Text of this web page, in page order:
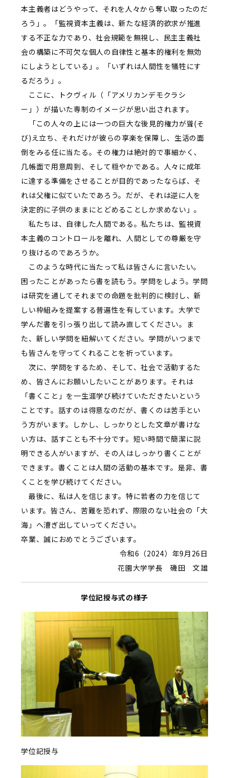
本主義者はどうやって、それを人々から奪い取ったのだ
ろう」。「監視資本主義は、新たな経済的欲求が推進
する不正な力であり、社会規範を無視し、民主主義社
会の構築に不可欠な個人の自律性と基本的権利を無効
にしようとしている」。「いずれは人間性を犠牲にす
るだろう」。
ここに、トクヴィル（「アメリカンデモクラシ
ー」）が描いた専制のイメージが思い出されます。
「この人々の上には一つの巨大な後見的権力が聳(そ
び)え立ち、それだけが彼らの享楽を保障し、生活の面
倒をみる任に当たる。その権力は絶対的で事細かく、
几帳面で用意周到、そして穏やかである。人々に成年
に達する準備をさせることが目的であったならば、そ
れは父権に似ていたであろう。だが、それは逆に人を
決定的に子供のままにとどめることしか求めない」。
私たちは、自律した人間である。私たちは、監視資
本主義のコントロールを離れ、人間としての尊厳を守
り抜けるのであろうか。
このような時代に当たって私は皆さんに言いたい。
困ったことがあったら書を読もう。学問をしよう。学問
は研究を通してそれまでの命題を批判的に検討し、新
しい枠組みを提案する普遍性を有しています。大学で
学んだ書を引っ張り出して読み直してください。ま
た、新しい学問を紐解いてください。学問がいつまで
も皆さんを守ってくれることを祈っています。
次に、学問をするため、そして、社会で活動するた
め、皆さんにお願いしたいことがあります。それは
「書くこと」を一生涯学び続けていただきたいという
ことです。話すのは得意なのだが、書くのは苦手とい
う方がいます。しかし、しっかりとした文章が書けな
い方は、話すことも不十分です。短い時間で簡潔に説
明できる人がいますが、その人はしっかり書くことが
できます。書くことは人間の活動の基本です。是非、書
くことを学び続けてください。
最後に、私は人を信じます。特に若者の力を信じて
います。皆さん、苦難を恐れず、際限のない社会の「大
海」へ漕ぎ出していってください。
卒業、誠におめでとうございます。
令和6（2024）年9月26日
花園大学学長 磯田 文雄
学位記授与式の様子
学位記授与